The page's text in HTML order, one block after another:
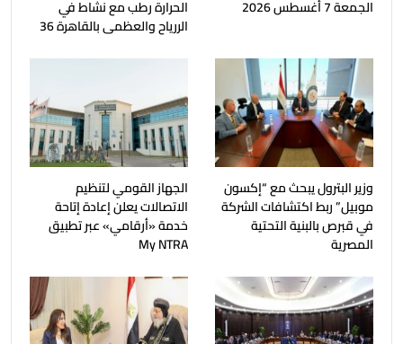
الجمعة 7 أغسطس 2026
الحرارة رطب مع نشاط في
الررياح والعظمى بالقاهرة 36
وزير البترول يبحث مع “إكسون
موبيل” ربط اكتشافات الشركة
في قبرص بالبنية التحتية
المصرية
الجهاز القومي لتنظيم
الاتصالات يعلن إعادة إتاحة
خدمة «أرقامي» عبر تطبيق
My NTRA